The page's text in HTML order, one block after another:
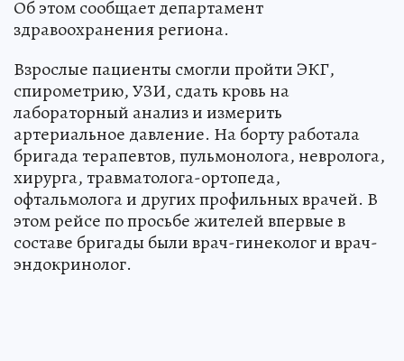
Об этом сообщает департамент
здравоохранения региона.
Взрослые пациенты смогли пройти ЭКГ,
спирометрию, УЗИ, сдать кровь на
лабораторный анализ и измерить
артериальное давление. На борту работала
бригада терапевтов, пульмонолога, невролога,
хирурга, травматолога-ортопеда,
офтальмолога и других профильных врачей. В
этом рейсе по просьбе жителей впервые в
составе бригады были врач-гинеколог и врач-
эндокринолог.